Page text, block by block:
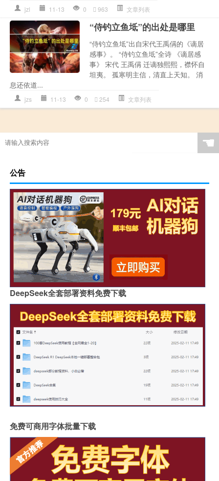
jzl 11-13 0 963 文章列表
“侍钓立鱼坻”的出处是哪里
“侍钓立鱼坻”出自宋代王禹偁的《谪居
感事》。 “侍钓立鱼坻”全诗 《谪居感
事》 宋代 王禹偁 迁谪独熙熙，襟怀自
坦夷。 孤寒明主信，清直上天知。 消
息还依道...
jzs 11-13 0 254 文章列表
☚
公告
DeepSeek全套部署资料免费下载
免费可商用字体批量下载